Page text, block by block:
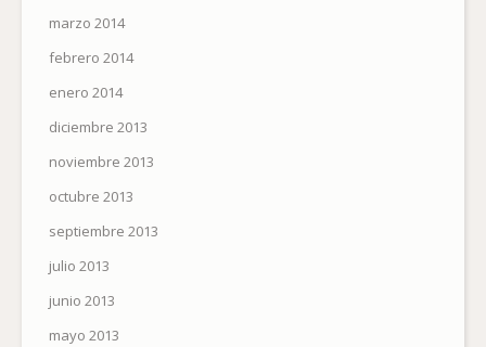
marzo 2014
febrero 2014
enero 2014
diciembre 2013
noviembre 2013
octubre 2013
septiembre 2013
julio 2013
junio 2013
mayo 2013